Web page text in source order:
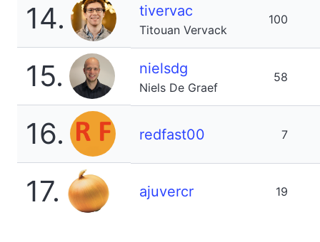
14. tivervac
Titouan Vervack
100
15. nielsdg
Niels De Graef
58
16. redfast00 7
17. ajuvercr 19